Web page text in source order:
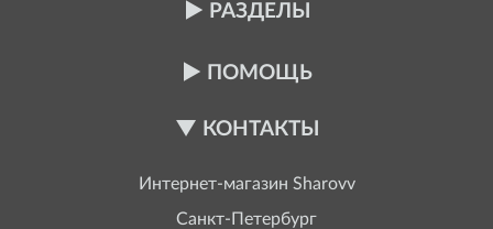
РАЗДЕЛЫ
ПОМОЩЬ
КОНТАКТЫ
Интернет-магазин Sharovv
Санкт-Петербург